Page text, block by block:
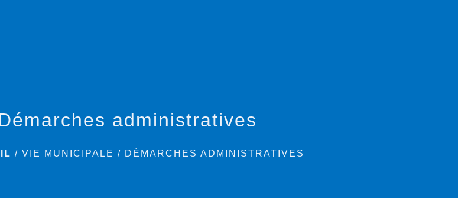
administratives
/VIE MUNICIPALE / DÉMARCHES ADMINISTRATIVES